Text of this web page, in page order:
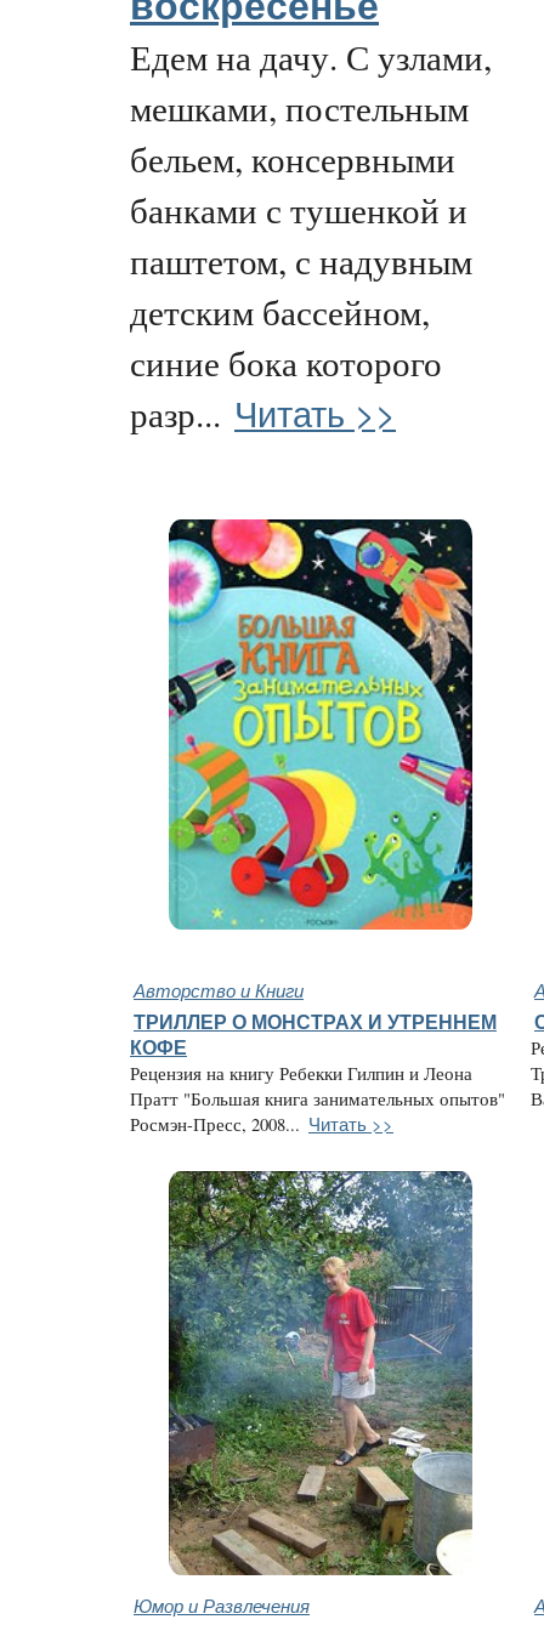
Едем на дачу. С узлами,
мешками, постельным
бельем, консервными
банками с тушенкой и
паштетом, с надувным
детским бассейном,
синие бока которого
разр... Читать >>
Авторство и Книги
ТРИЛЛЕР О МОНСТРАХ И УТРЕННЕМ
КОФЕ
Рецензия на книгу Ребекки Гилпин и Леона
Пратт "Большая книга занимательных опытов"
Росмэн-Пресс, 2008... Читать >>
Юмор и Развлечения